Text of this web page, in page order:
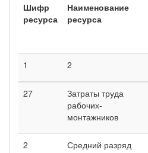
Шифр
ресурса
Наименование
ресурса
1 2
27
Затраты труда
рабочих-
монтажников
2
Средний разряд